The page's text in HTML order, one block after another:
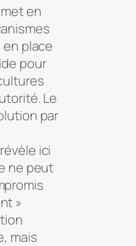
en
en place
pour
Le
par
ici
ne peut
»
mais